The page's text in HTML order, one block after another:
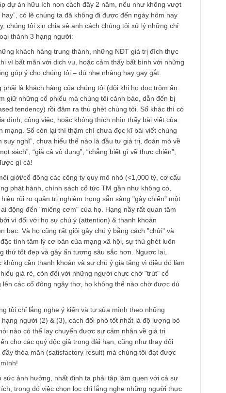
đưa ra quyết định.
đàn, GROUP sẽ làm bạn dễ dao động, mất phương hướng.
rất “riêng tư” và thú vị của anh, cũng như cám ơn 2 độc giả trên
lập dự án hữu ích non cách đây 2 năm, nếu như không vượt
hay”, có lẽ chúng ta đã không đi được đến ngày hôm nay
ở đây, chúng tôi xin chia sẻ anh cách chúng tôi xử lý những chỉ
loại thành 3 hạng người:
là những khách hàng trung thành, những NĐT giá trị đích thực
đôi khi vì bất mãn với dịch vụ, hoặc cảm thấy bất bình với những
họ cũng góp ý cho chúng tôi – dù nhẹ nhàng hay gay gắt.
không phải là khách hàng của chúng tôi (đôi khi họ đọc trộm ấn
họ nắm giữ những cổ phiếu mà chúng tôi cảnh báo, dẫn đến bị
vị (biased tendency) rồi đâm ra thù ghét chúng tôi. Số khác thì có
vui gia đình, công việc, hoặc không thích nhìn thấy bài viết của
trên mạng. Số còn lại thì thậm chí chưa đọc kĩ bài viết chúng
hơn suy nghĩ”, chưa hiểu thế nào là đầu tư giá trị, đoán mò về
tôi “mọt sách”, “già cả vô dụng”, “chẳng biết gì về thực chiến”,
học được gì cả!
môi giới/cổ đông các công ty quy mô nhỏ (<1,000 tỷ, cơ cấu
dụng phát hành, chính sách cổ tức TM gần như không có,
dấu hiệu rủi ro quản trị nghiêm trọng sẵn sàng "gây chiến" một
cứ ai động đến "miếng cơm" của họ. Hạng nầy rất quan tâm
bởi vì đối với họ sự chú ý (attention) & thanh khoản
với tiền bạc. Và họ cũng rất giỏi gây chú ý bằng cách "chửi" và
là đặc tính tâm lý cơ bản của mạng xã hội, sự thù ghét luôn